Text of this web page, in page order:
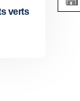
verts